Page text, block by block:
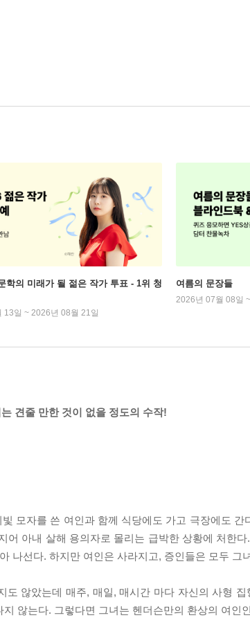
학의 미래가 될 젊은 작가 투표 - 1위 청
13일 ~ 2026년 08월 21일
여름의 문장들
2026년 07월 08일
견줄 만한 것이 없을 정도의 수작!
모자를 쓴 여인과 함께 식당에도 가고 극장에도 간
어 아내 살해 용의자로 몰리는 급박한 상황에 처한
나선다. 하지만 여인은 사라지고, 증인들은 모두 그
않았는데 매주, 매일, 매시간 마다 자신의 사형
않는다. 그렇다면 그녀는 헨더슨만의 환상의 여인